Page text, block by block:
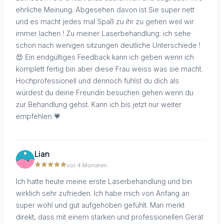
ehrliche Meinung. Abgesehen davon ist Sie super nett
und es macht jedes mal Spaß zu ihr zu gehen weil wir
immer lachen ! Zu meiner Laserbehandlung: ich sehe
schon nach wenigen sitzungen deutliche Unterschiede !
😍 Ein endgültiges Feedback kann ich geben wenn ich
komplett fertig bin aber diese Frau weiss was sie macht.
Hochprofessionell und dennoch fühlst du dich als
würdest du deine Freundin besuchen gehen wenn du
zur Behandlung gehst. Kann ich bis jetzt nur weiter
empfehlen 💗
Lian
vor 4 Monaten
Ich hatte heute meine erste Laserbehandlung und bin
wirklich sehr zufrieden. Ich habe mich von Anfang an
super wohl und gut aufgehoben gefühlt. Man merkt
direkt, dass mit einem starken und professionellen Gerät